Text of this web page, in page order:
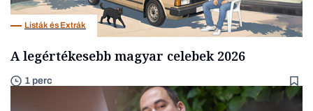
Listák és Extrák
A legértékesebb magyar celebek 2026
1 perc